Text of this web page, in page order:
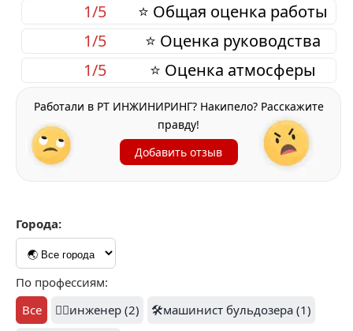
⭐ Общая оценка работы
1/5
⭐ Оценка руководства
1/5
⭐ Оценка атмосферы
1/5
Работали в РТ ИНЖИНИРИНГ? Накипело? Расскажите
правду!
Добавить отзыв
Города:
По профессиям:
Все
👷‍♂️инженер (2)
🛠️машинист бульдозера (1)